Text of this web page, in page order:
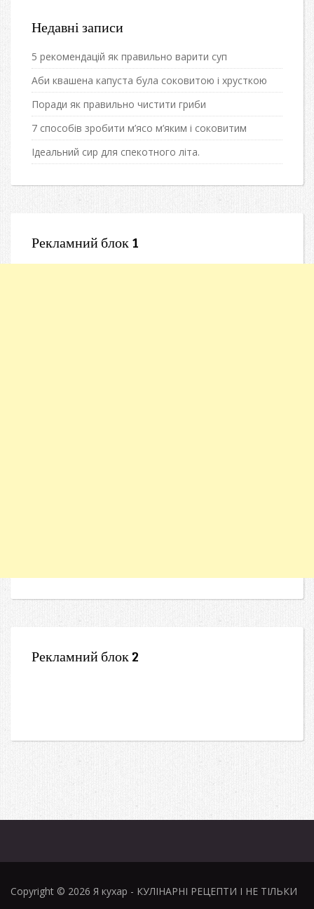
Недавні записи
5 рекомендацій як правильно варити суп
Аби квашена капуста була соковитою і хрусткою
Поради як правильно чистити гриби
7 способів зробити м’ясо м’яким і соковитим
Ідеальний сир для спекотного літа.
Рекламний блок 1
Рекламний блок 2
Copyright © 2026 Я кухар - КУЛІНАРНІ РЕЦЕПТИ І НЕ ТІЛЬКИ